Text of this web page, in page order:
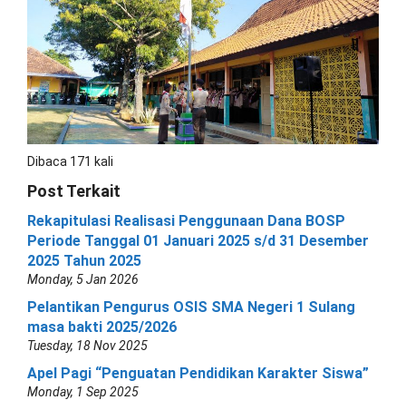
Dibaca 171 kali
Post Terkait
Rekapitulasi Realisasi Penggunaan Dana BOSP
Periode Tanggal 01 Januari 2025 s/d 31 Desember
2025 Tahun 2025
Monday, 5 Jan 2026
Pelantikan Pengurus OSIS SMA Negeri 1 Sulang
masa bakti 2025/2026
Tuesday, 18 Nov 2025
Apel Pagi “Penguatan Pendidikan Karakter Siswa”
Monday, 1 Sep 2025